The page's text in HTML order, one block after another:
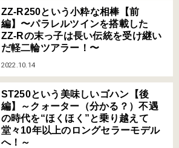
ZZ-R250という小粋な相棒【前
編】〜パラレルツインを搭載した
ZZ-Rの末っ子は長い伝統を受け継い
だ軽二輪ツアラー！〜
2022.10.14
ST250という美味しいゴハン【後
編】～クォーター（分かる？）不遇
の時代を“ほくほく”と乗り越えて
堂々10年以上のロングセラーモデル
へ！～